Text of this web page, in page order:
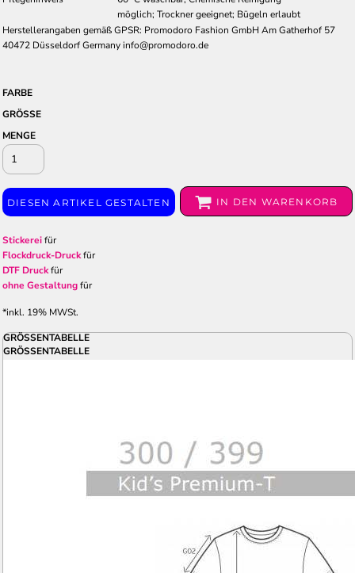
möglich; Trockner geeignet; Bügeln erlaubt
Herstellerangaben gemäß GPSR: Promodoro Fashion GmbH Am Gatherhof 57
40472 Düsseldorf Germany info@promodoro.de
FARBE
GRÖSSE
MENGE
DIESEN ARTIKEL GESTALTEN IN DEN WARENKORB
Stickereifür
Flockdruck-Druckfür
DTF Druckfür
ohne Gestaltungfür
*inkl. 19% MWSt.
GRÖSSENTABELLE
GRÖSSENTABELLE